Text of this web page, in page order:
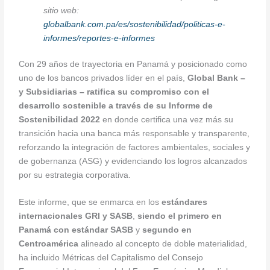
sitio web:
globalbank.com.pa/es/sostenibilidad/politicas-e-
informes/reportes-e-informes
Con 29 años de trayectoria en Panamá y posicionado como
uno de los bancos privados líder en el país,Global Bank –
y Subsidiarias – ratifica su compromiso con el
desarrollo sostenible a través de su Informe de
Sostenibilidad 2022en donde certifica una vez más su
transición hacia una banca más responsable y transparente,
reforzando la integración de factores ambientales, sociales y
de gobernanza (ASG) y evidenciando los logros alcanzados
por su estrategia corporativa.
Este informe, que se enmarca en los estándares
internacionales GRI y SASB ,siendo el primero en
Panamá con estándar SASB ysegundo en
Centroamérica alineado al concepto de doble materialidad,
ha incluido Métricas del Capitalismo del Consejo